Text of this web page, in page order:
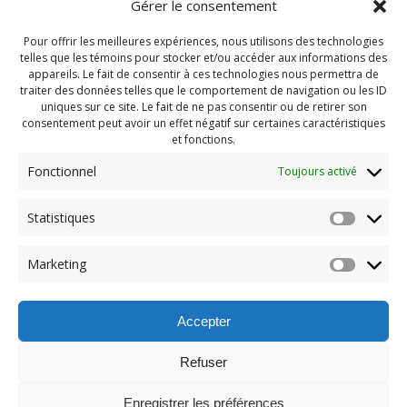
Gérer le consentement
Pour offrir les meilleures expériences, nous utilisons des technologies
telles que les témoins pour stocker et/ou accéder aux informations des
appareils. Le fait de consentir à ces technologies nous permettra de
traiter des données telles que le comportement de navigation ou les ID
uniques sur ce site. Le fait de ne pas consentir ou de retirer son
consentement peut avoir un effet négatif sur certaines caractéristiques
et fonctions.
Fonctionnel Toujours activé
Statistiques
Marketing
Accepter
Refuser
Enregistrer les préférences
Navigation
de
l'article
Previous:
post: